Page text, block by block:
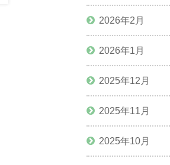
2026年2月
2026年1月
2025年12月
2025年11月
2025年10月